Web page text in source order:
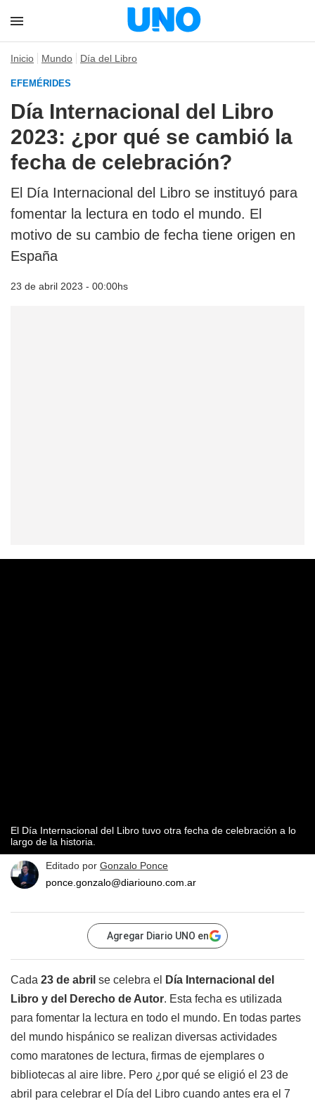
Inicio Mundo Día del Libro
EFEMÉRIDES
Día Internacional del Libro
2023: ¿por qué se cambió la
fecha de celebración?
El Día Internacional del Libro se instituyó para
fomentar la lectura en todo el mundo. El
motivo de su cambio de fecha tiene origen en
España
23 de abril 2023 - 00:00hs
El Día Internacional del Libro tuvo otra fecha de celebración a lo
largo de la historia.
Editado por Gonzalo Ponce
ponce.gonzalo@diariouno.com.ar
Agregar Diario UNO en
Cada 23 de abril se celebra el
Día Internacional del
Libro y del Derecho de Autor. Esta fecha es utilizada
para fomentar la lectura en todo el mundo. En todas partes
del mundo hispánico se realizan diversas actividades
como maratones de lectura, firmas de ejemplares o
bibliotecas al aire libre. Pero ¿por qué se eligió el 23 de
abril para celebrar el Día del Libro cuando antes era el 7